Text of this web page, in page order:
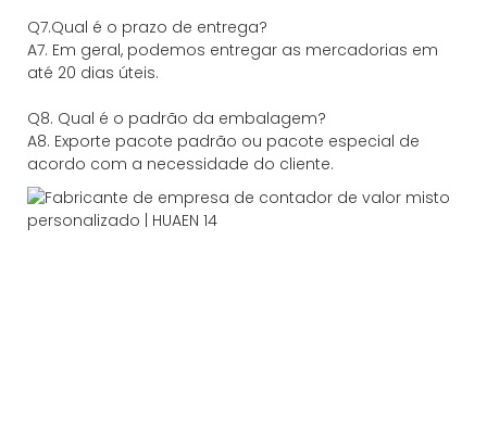
Q7.Qual é o prazo de entrega?
A7. Em geral, podemos entregar as mercadorias em
até 20 dias úteis.
Q8. Qual é o padrão da embalagem?
A8. Exporte pacote padrão ou pacote especial de
acordo com a necessidade do cliente.